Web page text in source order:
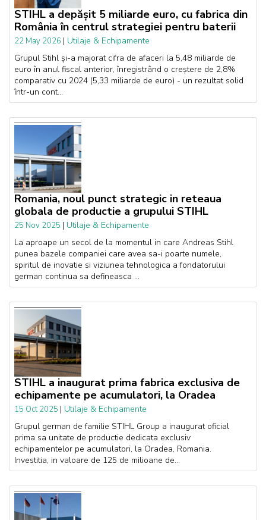
STIHL a depășit 5 miliarde euro, cu fabrica din
România în centrul strategiei pentru baterii
22 May 2026 | Utilaje & Echipamente
Grupul Stihl și-a majorat cifra de afaceri la 5,48 miliarde de
euro în anul fiscal anterior, înregistrând o creștere de 2,8%
comparativ cu 2024 (5,33 miliarde de euro) - un rezultat solid
într-un cont...
Romania, noul punct strategic in reteaua
globala de productie a grupului STIHL
25 Nov 2025 | Utilaje & Echipamente
La aproape un secol de la momentul in care Andreas Stihl
punea bazele companiei care avea sa-i poarte numele,
spiritul de inovatie si viziunea tehnologica a fondatorului
german continua sa defineasca ...
STIHL a inaugurat prima fabrica exclusiva de
echipamente pe acumulatori, la Oradea
15 Oct 2025 | Utilaje & Echipamente
Grupul german de familie STIHL Group a inaugurat oficial
prima sa unitate de productie dedicata exclusiv
echipamentelor pe acumulatori, la Oradea, Romania.
Investitia, in valoare de 125 de milioane de...